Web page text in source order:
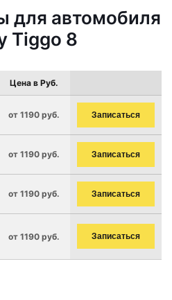
для автомобиля
Tiggo 8
Цена в Руб.
от 1190 руб. Записаться
от 1190 руб. Записаться
от 1190 руб. Записаться
от 1190 руб. Записаться